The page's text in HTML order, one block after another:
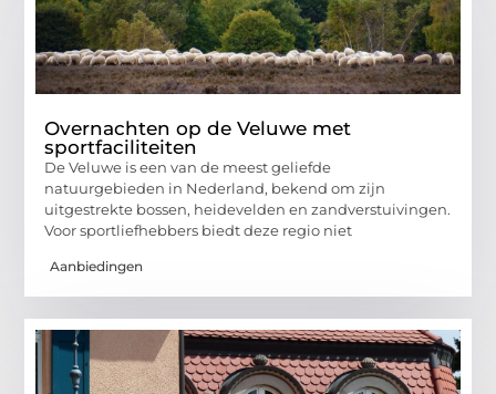
Overnachten op de Veluwe met
sportfaciliteiten
De Veluwe is een van de meest geliefde
natuurgebieden in Nederland, bekend om zijn
uitgestrekte bossen, heidevelden en zandverstuivingen.
Voor sportliefhebbers biedt deze regio niet
Aanbiedingen